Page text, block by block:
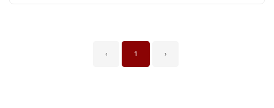
‹ 1 ›